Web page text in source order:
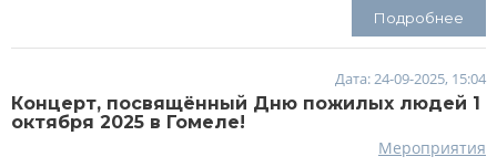
Подробнее
Дата: 24-09-2025, 15:04
Концерт, посвящённый Дню пожилых людей 1
октября 2025 в Гомеле!
Мероприятия